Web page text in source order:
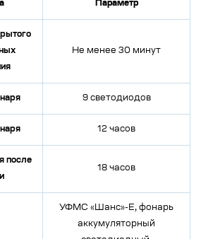
Параметр
Не менее 30 минут
9 светодиодов
12 часов
после
18 часов
УФМС «Шанс»-Е, фонарь
аккумуляторный